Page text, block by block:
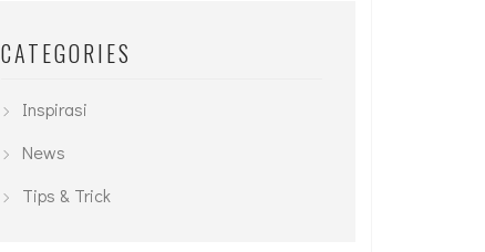
CATEGORIES
Inspirasi
News
Tips & Trick